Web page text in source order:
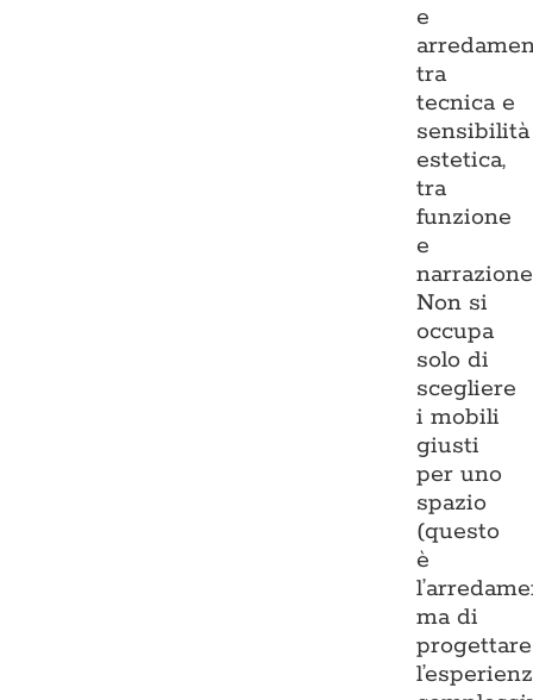
e
tra
tecnica e
sensibilità
estetica,
tra
funzione
e
Non si
occupa
solo di
scegliere
i mobili
giusti
per uno
spazio
(questo
è
ma di
progettare